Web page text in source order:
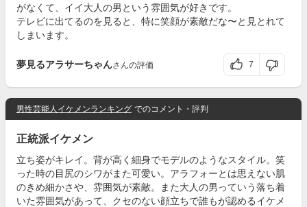
がなくて、イイ大人の男という雰囲気が好きです。
テレビに出てるのを見ると、特に笑顔が素敵だな〜と見とれて
しまいます。
夢見るアラサーちゃんさんの評価 7
男性芸能人イケメンランキング でのコメント・評判
正統派イケメン
立ち姿がキレイ。背が高く細身でモデルのようなスタイル。笑
った時の目尻のシワがまた可愛い。アラフォーとは思えない肌
のきめ細かさや、雰囲気が素敵。また大人の男っていう落ち着
いた雰囲気があって、クセのない顔立ちで誰もが認めるイケメ